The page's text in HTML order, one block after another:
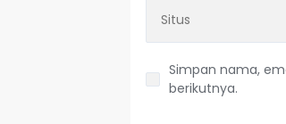
Simpan nama,
berikutnya.